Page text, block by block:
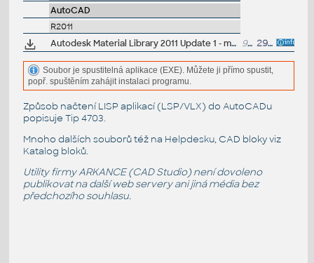
AutoCAD
R2011
Autodesk Material Library 2011 Update 1 - materials for AutoCAD, Inventor, ... (XLF files) 925kB 29.3.2010
Soubor je spustitelná aplikace (EXE). Můžete ji přímo spustit,
popř. spuštěním zahájit instalaci programu.
Způsob načtení LISP aplikací (LSP/VLX) do AutoCADu
popisuje Tip 4703.
Mnoho dalších souborů též na Helpdesku, CAD bloky viz
Katalog bloků.
Utility firmy ARKANCE (CAD Studio) není dovoleno
publikovat na další web servery ani jiná média bez
předchozího souhlasu.